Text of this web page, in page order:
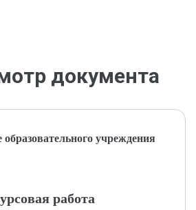
документа
учреждения
работа